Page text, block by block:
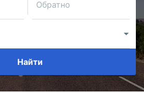
Обратно
Найти